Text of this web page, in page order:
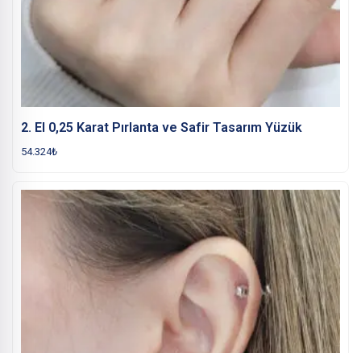
2. El 0,25 Karat Pırlanta ve Safir Tasarım Yüzük
54.324₺